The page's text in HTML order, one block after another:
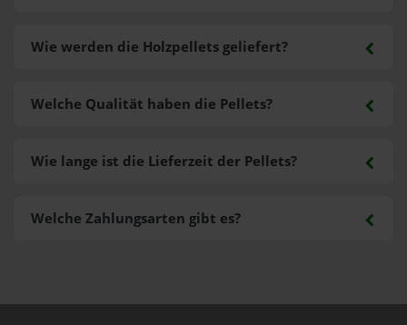
Wie werden die Holzpellets geliefert?
Welche Zahlungsarten gibt es?
Welche Qualität haben die Pellets?
Wie lange ist die Lieferzeit der Pellets?